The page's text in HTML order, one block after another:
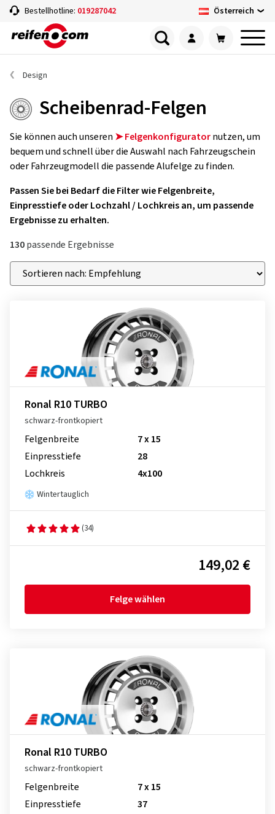
Bestellhotline: 019287042 Österreich
Design
Scheibenrad-Felgen
Sie können auch unseren ➤ Felgenkonfiguratornutzen, um
bequem und schnell über die Auswahl nach Fahrzeugschein
oder Fahrzeugmodell die passende Alufelge zu finden.
Passen Sie bei Bedarf die Filter wie Felgenbreite,
Einpresstiefe oder Lochzahl / Lochkreis an, um passende
Ergebnisse zu erhalten.
130passende Ergebnisse
Ronal R10 TURBO
schwarz-frontkopiert
Felgenbreite
7 x 15
Einpresstiefe
28
Lochkreis
4x100
Wintertauglich
(34)
149,02 €
Felge wählen
Ronal R10 TURBO
schwarz-frontkopiert
Felgenbreite
7 x 15
Einpresstiefe
37